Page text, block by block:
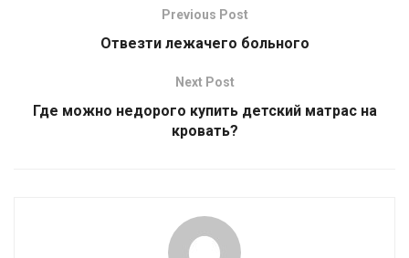
Previous Post
Отвезти лежачего больного
Next Post
Где можно недорого купить детский матрас на
кровать?